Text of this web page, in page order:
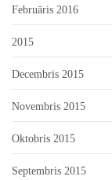
Februāris 2016
2015
Decembris 2015
Novembris 2015
Oktobris 2015
Septembris 2015